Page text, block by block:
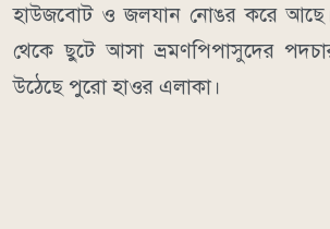
হাউজবোট ও জলযান নোঙর করে আছে।
থেকে ছুটে আসা ভ্রমণপিপাসুদের
উঠেছে পুরো হাওর এলাকা।